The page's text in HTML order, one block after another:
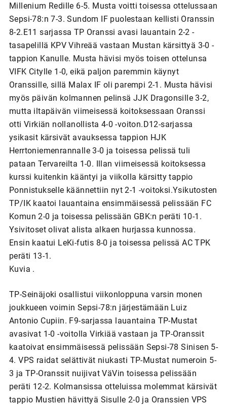
Millenium Redille 6-5. Musta voitti toisessa ottelussaan
Sepsi-78:n 7-3. Sundom IF puolestaan kellisti Oranssin
8-2.E11 sarjassa TP Oranssi avasi lauantain 2-2 -
tasapelillä KPV Vihreää vastaan Mustan kärsittyä 3-0 -
tappion Kanulle. Musta hävisi myös toisen ottelunsa
VIFK Citylle 1-0, eikä paljon paremmin käynyt
Oranssille, sillä Malax IF oli parempi 2-1. Musta hävisi
myös päivän kolmannen pelinsä JJK Dragonsille 3-2,
mutta iltapäivän viimeisessä koitoksessaan Oranssi
otti Virkiän nollanollista 4-0 -voiton.D12-sarjassa
ysikasit kärsivät avauksessa tappion HJK
Herrtoniemenrannalle 3-0 ja toisessa pelissä tuli
pataan Tervareilta 1-0. Illan viimeisessä koitoksessa
kurssi kuitenkin kääntyi ja viikolla kärsitty tappio
Ponnistukselle käännettiin nyt 2-1 -voitoksi.Ysikutosten
TP/IK kaatoi lauantaina ensimmäisessä pelissään FC
Komun 2-0 ja toisessa pelissään GBK:n peräti 10-1.
Ysivitoset olivat alista alkaen hurjassa kunnossa.
Ensin kaatui LeKi-futis 8-0 ja toisessa pelissä AC TPK
peräti 13-1.
Kuvia .
TP-Seinäjoki osallistui viikonloppuna varsin monen
joukkueen voimin Sepsi-78:n järjestämään Luiz
Antonio Cupiin. F9-sarjassa lauantaina TP-Mustat
avasivat 1-0 -voitolla Virkiää vastaan ja TP-Oranssit
kaatoivat ensimmäisessä pelissään Sepsi-78 Sinisen 5-
4. VPS raidat selättivät niukasti TP-Mustat numeroin 5-
3 ja TP-Oranssit nuijivat VäVin toisessa pelissään
peräti 12-2. Kolmansissa otteluissa molemmat kärsivät
tappio Mustien hävittyä Sisulle 2-0 ja Oranssien VPS